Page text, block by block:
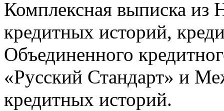
Комплексная выписка из
кредитных историй,
Объединенного
«Русский Стандарт» и
кредитных историй.